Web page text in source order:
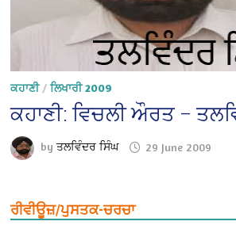
ਕਹਾਣੀ/ਲਿਖਾਰੀ 2009
ਕਹਾਣੀ: ਵਿਚਲੀ ਔਰਤ –
byਤਲਵਿੰਦਰ ਸਿੰਘ 29 June 2009
ਰੀਵੀਊਜ਼/ਪੁਸਤਕ-ਚਰਚਾ